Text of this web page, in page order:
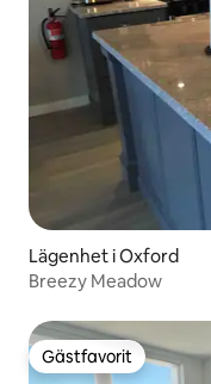
Lägenhet i Oxford
Breezy Meadow
Gästfavorit
Gästfavorit